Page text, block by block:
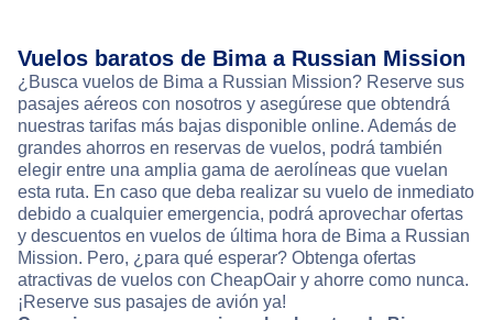
Vuelos baratos de Bima a Russian Mission
¿Busca vuelos de Bima a Russian Mission? Reserve sus
pasajes aéreos con nosotros y asegúrese que obtendrá
nuestras tarifas más bajas disponible online. Además de
grandes ahorros en reservas de vuelos, podrá también
elegir entre una amplia gama de aerolíneas que vuelan
esta ruta. En caso que deba realizar su vuelo de inmediato
debido a cualquier emergencia, podrá aprovechar ofertas
y descuentos en vuelos de última hora de Bima a Russian
Mission. Pero, ¿para qué esperar? Obtenga ofertas
atractivas de vuelos con CheapOair y ahorre como nunca.
¡Reserve sus pasajes de avión ya!